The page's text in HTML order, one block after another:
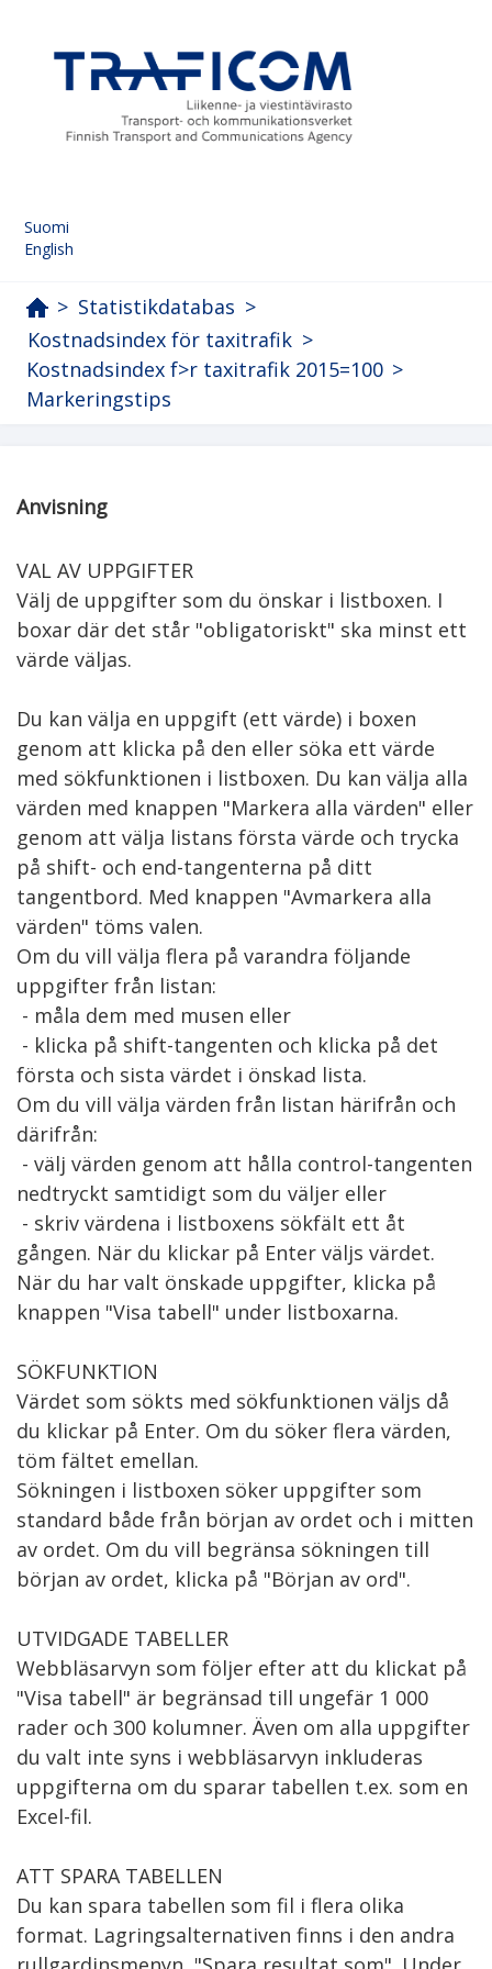
Suomi
English
> Statistikdatabas >
Kostnadsindex för taxitrafik >
Kostnadsindex f>r taxitrafik 2015=100 >
Markeringstips
Anvisning
VAL AV UPPGIFTER
Välj de uppgifter som du önskar i listboxen. I
boxar där det står "obligatoriskt" ska minst ett
värde väljas.
Du kan välja en uppgift (ett värde) i boxen
genom att klicka på den eller söka ett värde
med sökfunktionen i listboxen. Du kan välja alla
värden med knappen "Markera alla värden" eller
genom att välja listans första värde och trycka
på shift- och end-tangenterna på ditt
tangentbord. Med knappen "Avmarkera alla
värden" töms valen.
Om du vill välja flera på varandra följande
uppgifter från listan:
första och sista värdet i önskad lista.
Om du vill välja värden från listan härifrån och
därifrån:
nedtryckt samtidigt som du väljer eller
gången. När du klickar på Enter väljs värdet.
När du har valt önskade uppgifter, klicka på
knappen "Visa tabell" under listboxarna.
SÖKFUNKTION
Värdet som sökts med sökfunktionen väljs då
du klickar på Enter. Om du söker flera värden,
töm fältet emellan.
Sökningen i listboxen söker uppgifter som
standard både från början av ordet och i mitten
av ordet. Om du vill begränsa sökningen till
början av ordet, klicka på "Början av ord".
UTVIDGADE TABELLER
Webbläsarvyn som följer efter att du klickat på
"Visa tabell" är begränsad till ungefär 1 000
rader och 300 kolumner. Även om alla uppgifter
du valt inte syns i webbläsarvyn inkluderas
uppgifterna om du sparar tabellen t.ex. som en
Excel-fil.
ATT SPARA TABELLEN
Du kan spara tabellen som fil i flera olika
format. Lagringsalternativen finns i den andra